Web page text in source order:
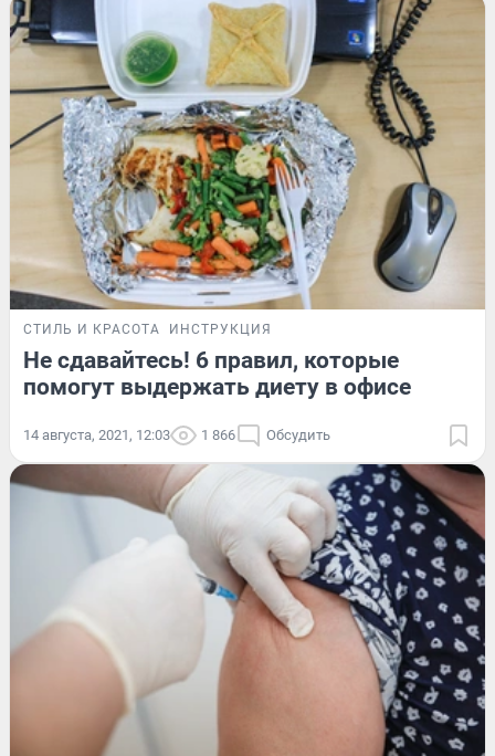
СТИЛЬ И КРАСОТА ИНСТРУКЦИЯ
Не сдавайтесь! 6 правил, которые
помогут выдержать диету в офисе
14 августа, 2021, 12:03 1 866 Обсудить